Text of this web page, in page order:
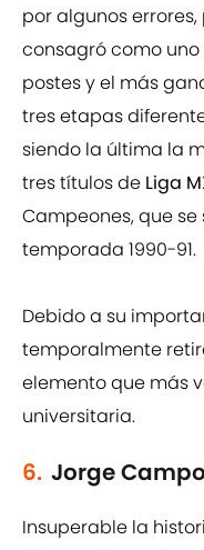
por algunos
consagró como
postes y el más
tres etapas
siendo la última la
tres títulos de Liga
Campeones, que
temporada 1990-91.
Debido a su
temporalmente
elemento que más
universitaria.
6. Jorge
Insuperable la